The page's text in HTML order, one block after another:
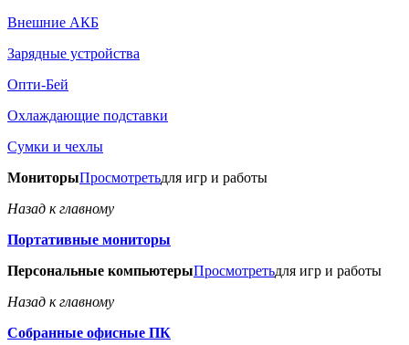
Внешние АКБ
Зарядные устройства
Опти-Бей
Охлаждающие подставки
Сумки и чехлы
МониторыПросмотретьдля игр и работы
Назад к главному
Портативные мониторы
Персональные компьютерыПросмотретьдля игр и работы
Назад к главному
Собранные офисные ПК